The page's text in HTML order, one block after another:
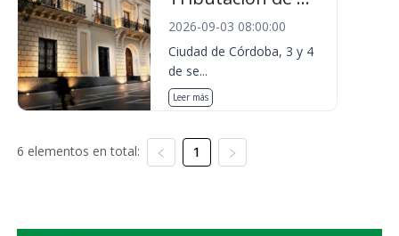
2026-09-03 08:00:00
Ciudad de Córdoba, 3 y 4
de se...
Leer más
6 elementos en total: 1